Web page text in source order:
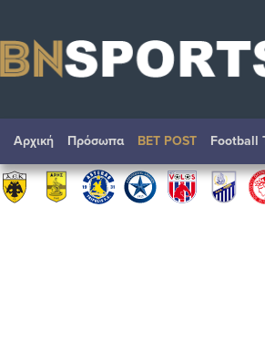
Αρχική Πρόσωπα BET POST Football